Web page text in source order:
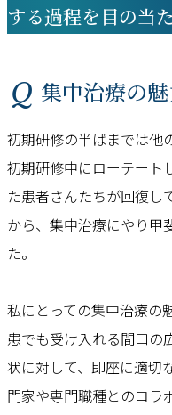
する過程を目の当
Q 集中治療の
初期研修の半ばまでは他
初期研修中にローテート
た患者さんたちが回復し
から、集中治療にやり甲
た。
私にとっての集中治療
患でも受け入れる間口
状に対して、即座に適
門家や専門職種とのコラ